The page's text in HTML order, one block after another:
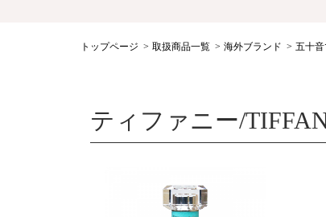
トップページ 取扱商品一覧 海外ブランド 五十
ティファニー/